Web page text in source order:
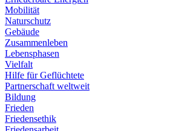
Mobilität
Naturschutz
Gebäude
Zusammenleben
Lebensphasen
Vielfalt
Hilfe für Geflüchtete
Partnerschaft weltweit
Bildung
Frieden
Friedensethik